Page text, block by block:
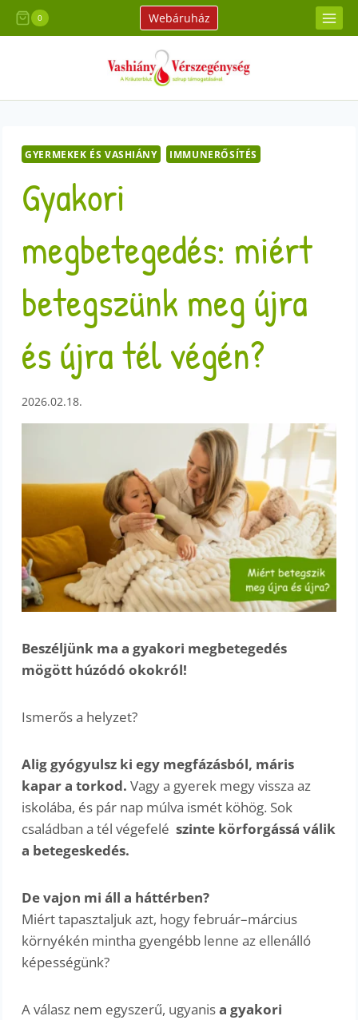
Skip
to
0 Webáruház
GYERMEKEK ÉS VASHIÁNY IMMUNERŐSÍTÉS
Gyakori
megbetegedés: miért
betegszünk meg újra
és újra tél végén?
2026.02.18.
Beszéljünk ma a gyakori megbetegedés
mögött húzódó okokról!
Ismerős a helyzet?
Alig gyógyulsz ki egy megfázásból, máris
kapar a torkod. Vagy a gyerek megy vissza az
iskolába, és pár nap múlva ismét köhög. Sok
családban a tél végefelé szinte körforgássá válik
a betegeskedés.
De vajon mi áll a háttérben?
Miért tapasztaljuk azt, hogy február–március
környékén mintha gyengébb lenne az ellenálló
képességünk?
A válasz nem egyszerű, ugyanisa gyakori